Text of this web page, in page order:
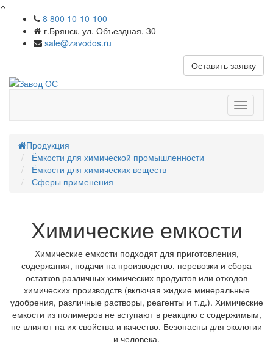
8 800 10-10-100
г.Брянск, ул. Объездная, 30
sale@zavodos.ru
Оставить заявку
меню
Продукция
Ёмкости для химической промышленности
Ёмкости для химических веществ
Сферы применения
Химические емкости
Химические емкости подходят для приготовления,
содержания, подачи на производство, перевозки и сбора
остатков различных химических продуктов или отходов
химических производств (включая жидкие минеральные
удобрения, различные растворы, реагенты и т.д.). Химические
емкости из полимеров не вступают в реакцию с содержимым,
не влияют на их свойства и качество. Безопасны для экологии
и человека.